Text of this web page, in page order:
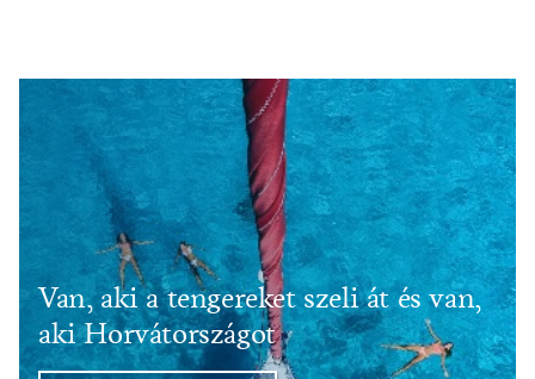
Van, aki a tengereket szeli át és van,
aki Horvátországot